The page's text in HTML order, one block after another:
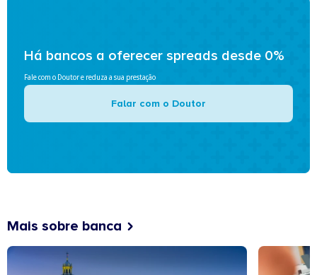
Há bancos a oferecer spreads desde 0%
Fale com o Doutor e reduza a sua prestação
Falar com o Doutor
Mais sobre banca